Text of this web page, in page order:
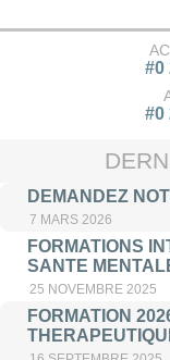
#0
#0
DEMANDEZ
7 MARS 2026
FORMATIONS
SANTE
25 NOVEMBRE 2025
FORMATION